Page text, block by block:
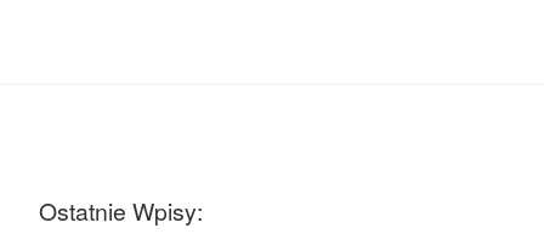
Ostatnie Wpisy: